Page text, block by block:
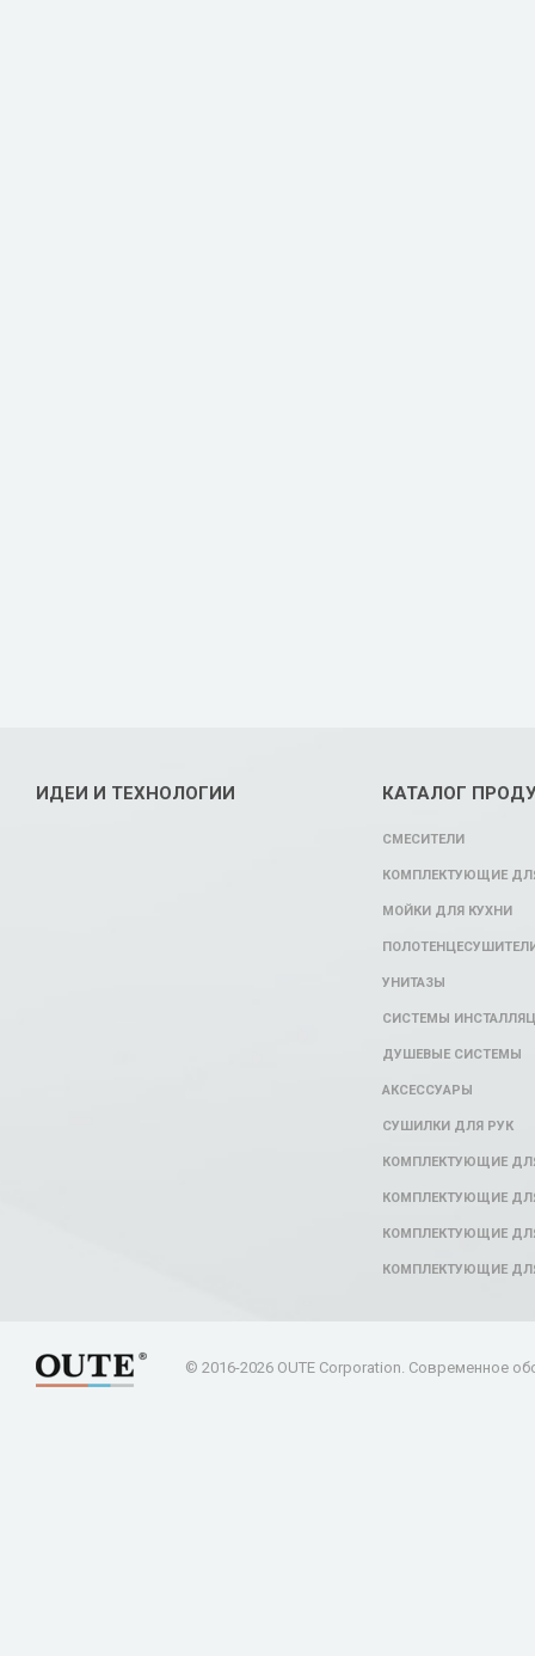
ИДЕИ И ТЕХНОЛОГИИ КАТАЛОГ
СМЕСИТЕЛИ
КОМПЛЕКТУЮЩИЕ
МОЙКИ ДЛЯ КУХНИ
УНИТАЗЫ
СИСТЕМЫ
ДУШЕВЫЕ СИСТЕМЫ
АКСЕССУАРЫ
СУШИЛКИ ДЛЯ РУК
КОМПЛЕКТУЮЩИЕ
КОМПЛЕКТУЮЩИЕ
КОМПЛЕКТУЮЩИЕ
КОМПЛЕКТУЮЩИЕ
© 2016-2026 OUTE Corporation. Современное